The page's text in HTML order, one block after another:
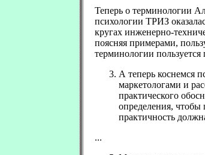
Теперь о терминологии
психологии ТРИЗ
кругах инженерно-
поясняя примерами,
терминологии
А теперь коснемся
маркетологами и
практического
определения, чтобы
практичность
...